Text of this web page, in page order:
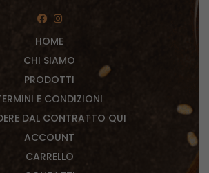
HOME
CHI SIAMO
PRODOTTI
E CONDIZIONI
DAL CONTRATTO QUI
ACCOUNT
CARRELLO